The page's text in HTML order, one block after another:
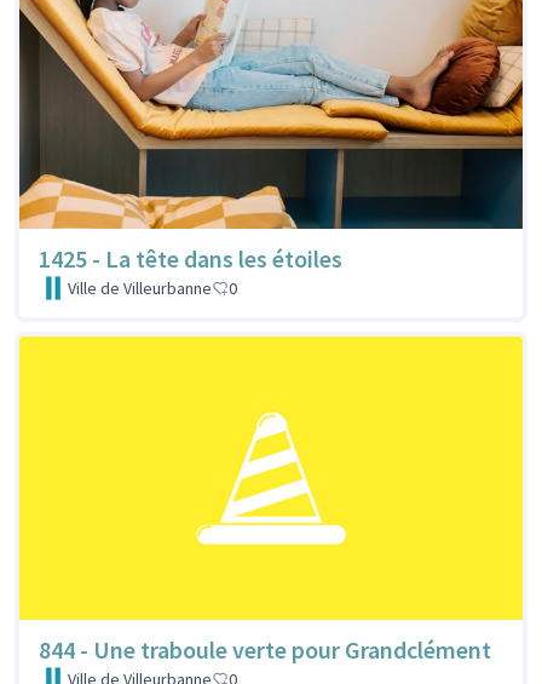
1425 - La tête dans les étoiles
Ville de Villeurbanne 0
844 - Une traboule verte pour Grandclément
Ville de Villeurbanne 0